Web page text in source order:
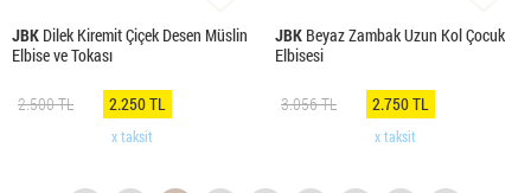
JBK Dilek Kiremit Çiçek Desen Müslin
Elbise ve Tokası
2.500 TL 2.250 TL
x taksit
JBK Beyaz Zambak Uzun Kol Çocuk
Elbisesi
3.056 TL 2.750 TL
x taksit